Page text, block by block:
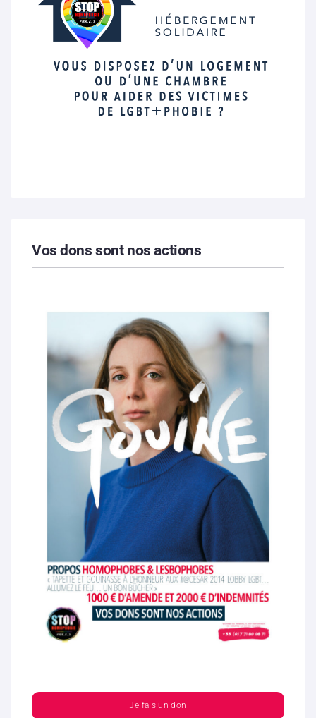
Vos dons sont nos actions
Je fais un don